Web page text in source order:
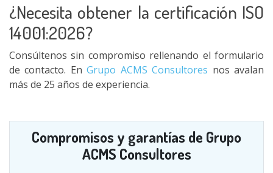
¿Necesita obtener la certificación ISO
14001:2026?
Consúltenos sin compromiso rellenando el formulario
de contacto. EnGrupo ACMS Consultores nos avalan
más de 25 años de experiencia.
Compromisos y garantías de Grupo
ACMS Consultores